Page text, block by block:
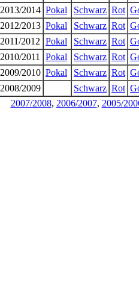
2013/2014 Pokal Schwarz Rot
2012/2013 Pokal Schwarz Rot
2011/2012 Pokal Schwarz Rot
2010/2011
Pokal Schwarz Rot
2009/2010 Pokal Schwarz Rot
2008/2009
Schwarz Rot
2007/2008, 2006/2007, 2005/